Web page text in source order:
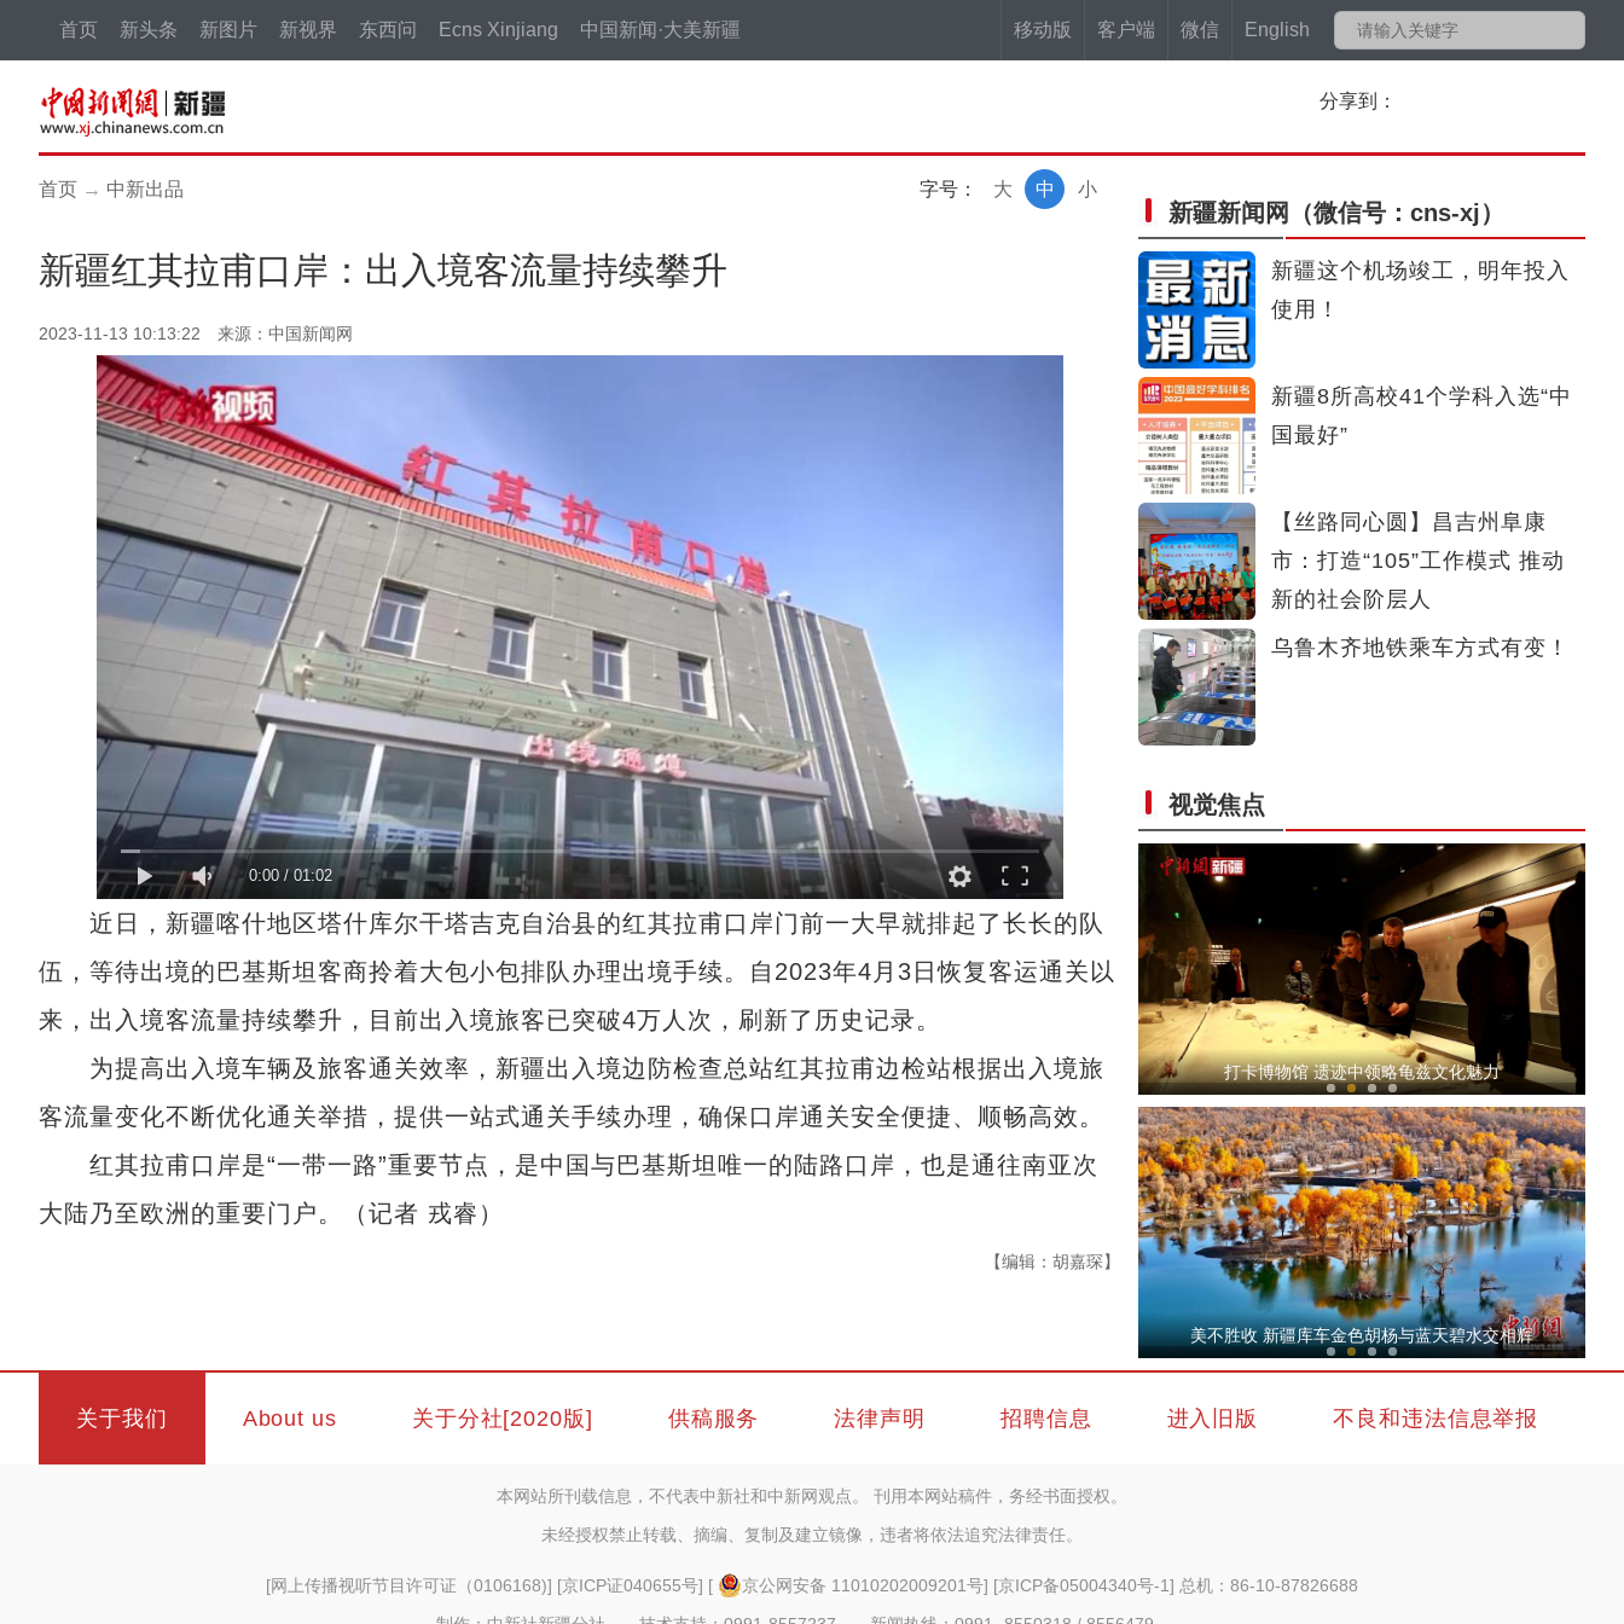
移动版 客户端 微信 English
首页 新头条 新图片 新视界 东西问 Ecns Xinjiang 中国新闻·大美新疆
分享到：
首页 → 中新出品 字号： 小
中
大
新疆红其拉甫口岸：出入境客流量持续攀升
2023-11-13 10:13:22 来源：中国新闻网
0:00/01:02
近日，新疆喀什地区塔什库尔干塔吉克自治县的红其拉甫口岸门前一大早就排起了长长的队
伍，等待出境的巴基斯坦客商拎着大包小包排队办理出境手续。自2023年4月3日恢复客运通关以
来，出入境客流量持续攀升，目前出入境旅客已突破4万人次，刷新了历史记录。
为提高出入境车辆及旅客通关效率，新疆出入境边防检查总站红其拉甫边检站根据出入境旅
客流量变化不断优化通关举措，提供一站式通关手续办理，确保口岸通关安全便捷、顺畅高效。
红其拉甫口岸是“一带一路”重要节点，是中国与巴基斯坦唯一的陆路口岸，也是通往南亚次
大陆乃至欧洲的重要门户。（记者 戎睿）
【编辑：胡嘉琛】
新疆新闻网 （微信号：cns-xj）
新疆这个机场竣工，明年投入
使用！
新疆8所高校41个学科入选“中
国最好”
【丝路同心圆】昌吉州阜康
市：打造“105”工作模式 推动
新的社会阶层人
乌鲁木齐地铁乘车方式有变！
视觉焦点
新疆戈壁滩上11.37万亩葡萄陆续进入“冬眠”
沙雅县：植树造林 增新绿添活力
打卡博物馆 遗迹中领略龟兹文化魅力
“甬库心连心 共叙感恩情”库车市优秀文艺作
新疆戈壁滩上11.37万亩葡萄陆续进入“冬眠”
美不胜收 新疆库车金色胡杨与蓝天碧水交相辉
关于我们 About us 关于分社[2020版] 供稿服务 法律声明 招聘信息 进入旧版 不良和违法信息举报
本网站所刊载信息，不代表中新社和中新网观点。 刊用本网站稿件，务经书面授权。
未经授权禁止转载、摘编、复制及建立镜像，违者将依法追究法律责任。
[网上传播视听节目许可证（0106168)] [京ICP证040655号] [ 京公网安备 11010202009201号] [京ICP备05004340号-1] 总机：86-10-87826688